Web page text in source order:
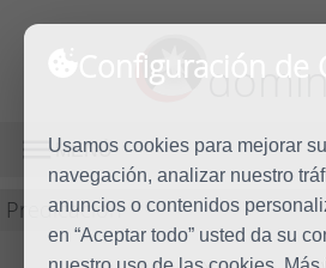
Configuración de
Usamos cookies para mejorar
navegación, analizar nuestro
anuncios o contenidos
en “Aceptar todo” usted da su
MENÚ
Predicación